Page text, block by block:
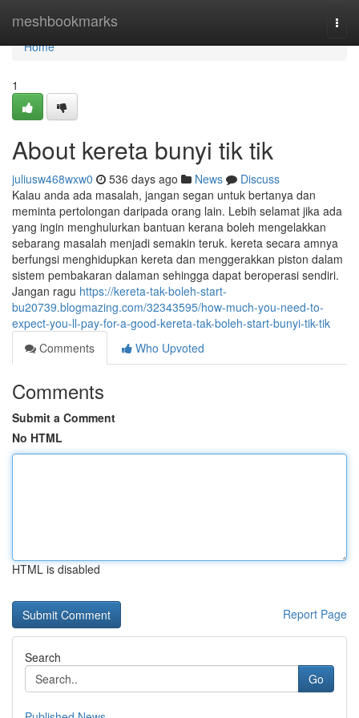
meshbookmarks
Home
Home
1
About kereta bunyi tik tik
juliusw468wxw0 536 days ago News
Discuss
Kalau anda ada masalah, jangan segan untuk bertanya dan
meminta pertolongan daripada orang lain. Lebih selamat jika ada
yang ingin menghulurkan bantuan kerana boleh mengelakkan
sebarang masalah menjadi semakin teruk. kereta secara amnya
berfungsi menghidupkan kereta dan menggerakkan piston dalam
sistem pembakaran dalaman sehingga dapat beroperasi sendiri.
Jangan ragu https://kereta-tak-boleh-start-
bu20739.blogmazing.com/32343595/how-much-you-need-to-
expect-you-ll-pay-for-a-good-kereta-tak-boleh-start-bunyi-tik-tik
Comments
Who Upvoted
Comments
Submit a Comment
No HTML
HTML is disabled
Report Page
Search
Go